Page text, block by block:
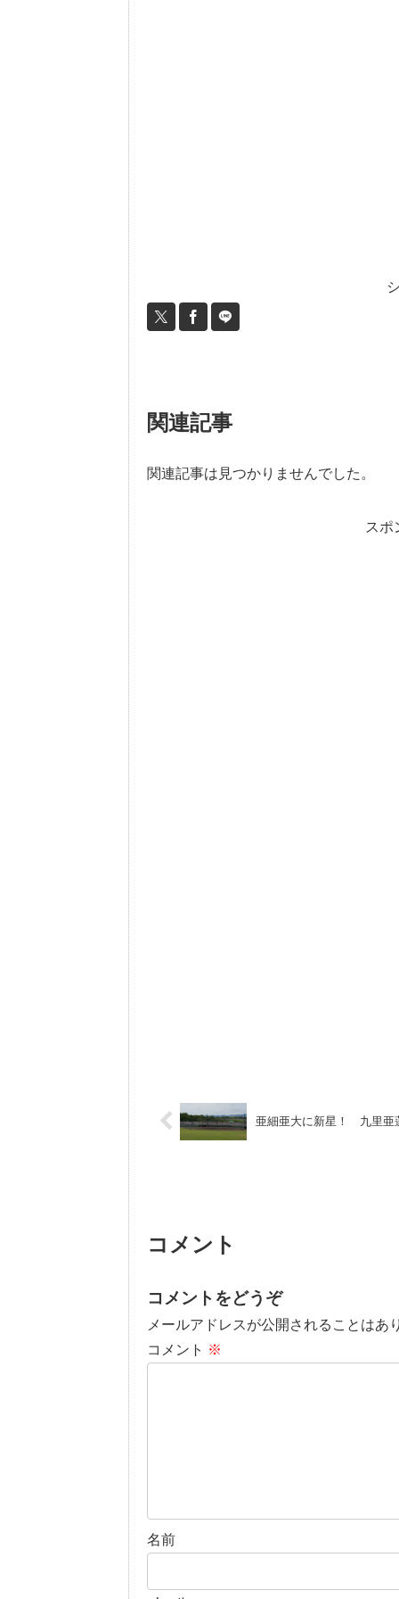
関連記事
関連記事は見つかりませんでした。
スポ
亜細亜大に新星！ 九里亜
コメント
コメントをどうぞ
メールアドレスが公開されることはあ
コメント ※
名前